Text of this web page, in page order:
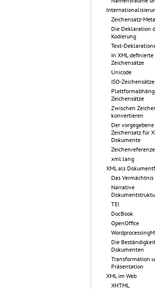
Zeichensatz-
Die Deklaration
Kodierung
Text-
In XML definierte
Zeichensätze
Unicode
ISO-Zeichensätze
Zeichensätze
Zwischen
konvertieren
Der vorgegebene
Zeichensatz für
Dokumente
xml:lang
XML als
Das Vermächtnis
Narrative
TEI
DocBook
OpenOffice
Die
Dokumenten
Transformation
Präsentation
XML im Web
XHTML